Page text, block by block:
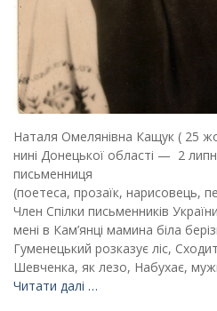
Наталя Омелянівна Кащук ( 25
нині Донецької області — 2
письменниця
(поетеса, прозаїк, нарисовець,
Член Спілки письменників
мені в Кам’янці мамина біла
Гуменецький розказує ліс,
Шевченка, як лезо, Набухає,
Читати далі …